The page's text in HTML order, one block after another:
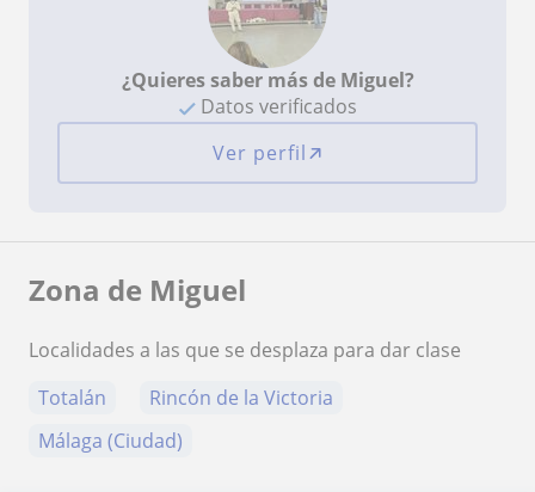
¿Quieres saber más de Miguel?
Datos verificados
Ver perfil
Zona de Miguel
Localidades a las que se desplaza para dar clase
Totalán
Rincón de la Victoria
Málaga (Ciudad)